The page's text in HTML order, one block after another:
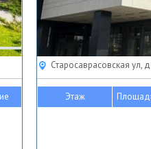
Старосаврасовская ул,
Этаж